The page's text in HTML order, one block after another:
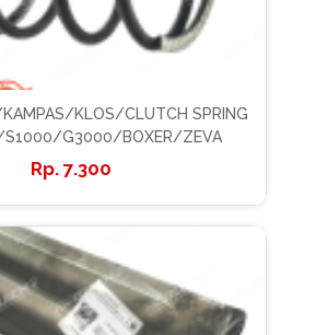
KLOS/CLUTCH SPRING
S1000/G3000/BOXER/ZEVA
7.300